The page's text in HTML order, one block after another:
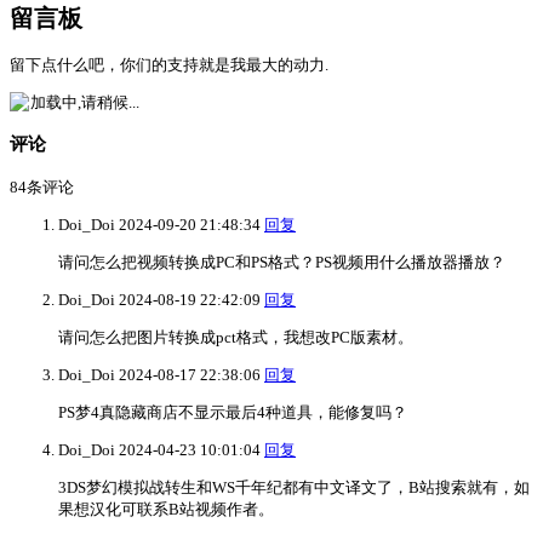
留言板
留下点什么吧，你们的支持就是我最大的动力.
加载中,请稍候...
评论
84条评论
Doi_Doi 2024-09-20 21:48:34 回复
请问怎么把视频转换成PC和PS格式？PS视频用什么播放器播放？
Doi_Doi 2024-08-19 22:42:09 回复
请问怎么把图片转换成pct格式，我想改PC版素材。
Doi_Doi 2024-08-17 22:38:06 回复
PS梦4真隐藏商店不显示最后4种道具，能修复吗？
Doi_Doi 2024-04-23 10:01:04 回复
3DS梦幻模拟战转生和WS千年纪都有中文译文了，B站搜索就有，如
果想汉化可联系B站视频作者。